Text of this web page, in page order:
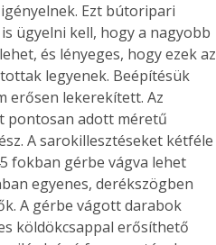
Ezt bútoripari
ügyelni kell, hogy a nagyobb
és lényeges, hogy ezek az
legyenek. Beépítésük
erősen lekerekített. Az
pontosan adott méretű
A sarokillesztéseket kétféle
fokban gérbe vágva lehet
egyenes, derékszögben
A gérbe vágott darabok
köldökcsappal erősíthető